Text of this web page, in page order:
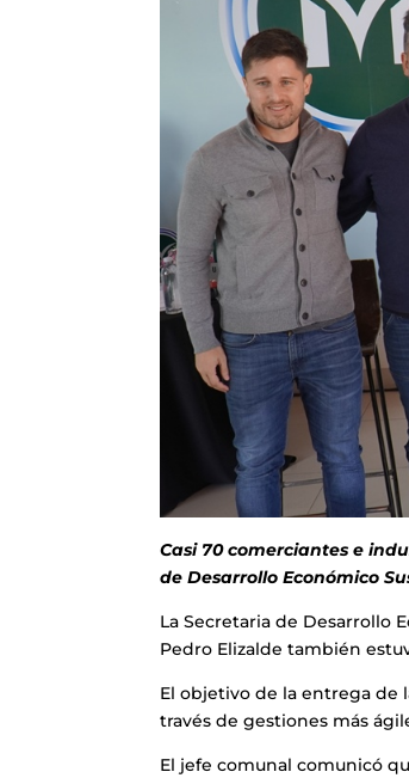
Casi 70 comerciantes e
de Desarrollo Económico
La Secretaria de Desarrollo
Pedro Elizalde también
El objetivo de la entrega de
través de gestiones más
El jefe comunal comunicó